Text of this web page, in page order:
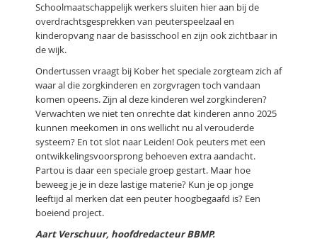
Schoolmaatschappelijk werkers sluiten hier aan bij de
overdrachtsgesprekken van peuterspeelzaal en
kinderopvang naar de basisschool en zijn ook zichtbaar in
de wijk.
Ondertussen vraagt bij Kober het speciale zorgteam zich af
waar al die zorgkinderen en zorgvragen toch vandaan
komen opeens. Zijn al deze kinderen wel zorgkinderen?
Verwachten we niet ten onrechte dat kinderen anno 2025
kunnen meekomen in ons wellicht nu al verouderde
systeem? En tot slot naar Leiden! Ook peuters met een
ontwikkelingsvoorsprong behoeven extra aandacht.
Partou is daar een speciale groep gestart. Maar hoe
beweeg je je in deze lastige materie? Kun je op jonge
leeftijd al merken dat een peuter hoogbegaafd is? Een
boeiend project.
Aart Verschuur, hoofdredacteur BBMP.